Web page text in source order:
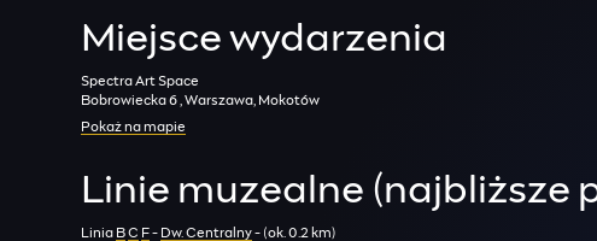
Miejsce wydarzenia
Spectra Art Space
Bobrowiecka 6 , Warszawa, Mokotów
Pokaż na mapie
Linie muzealne (najbliższe
Linia BC F- Dw. Centralny- (ok. 0.2 km)